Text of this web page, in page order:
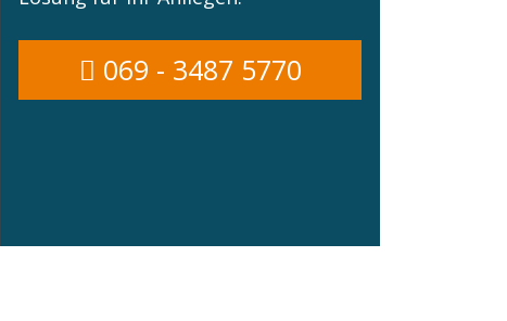
069 - 3487 5770